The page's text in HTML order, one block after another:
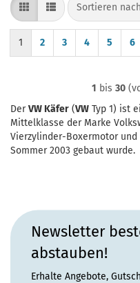
Sortieren nach
Sortieren nach
1 2 3 4 5 6
1 bis 30
DerVW Käfer (VW Typ 1) ist
Mittelklasse der Marke
Vierzylinder-Boxermotor und
Sommer 2003 gebaut wurde.
Newsletter
abstauben!
Erhalte Angebote,